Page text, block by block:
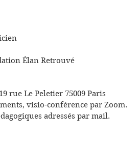
Élan Retrouvé
rue Le Peletier 75009 Paris
visio-conférence par Zoom.
adressés par mail.